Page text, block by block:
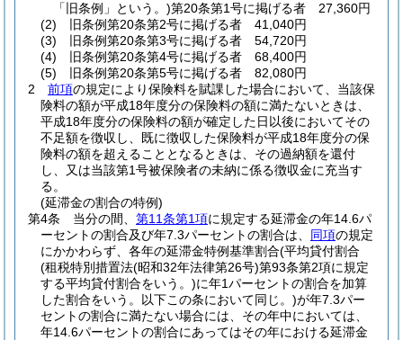
「旧条例」という。)第20条第1号に掲げる者 27,360円
(2)
旧条例第20条第2号に掲げる者 41,040円
(3)
旧条例第20条第3号に掲げる者 54,720円
(4)
旧条例第20条第4号に掲げる者 68,400円
(5)
旧条例第20条第5号に掲げる者 82,080円
2
前項の規定により保険料を賦課した場合において、当該保
険料の額が平成18年度分の保険料の額に満たないときは、
平成18年度分の保険料の額が確定した日以後においてその
不足額を徴収し、既に徴収した保険料が平成18年度分の保
険料の額を超えることとなるときは、その過納額を還付
し、又は当該第1号被保険者の未納に係る徴収金に充当す
る。
(延滞金の割合の特例)
第4条
当分の間、 第11条第1項に規定する延滞金の年14.6パ
ーセントの割合及び年7.3パーセントの割合は、 同項の規定
にかかわらず、各年の延滞金特例基準割合(平均貸付割合
(租税特別措置法(昭和32年法律第26号)第93条第2項に規定
する平均貸付割合をいう。)に年1パーセントの割合を加算
した割合をいう。以下この条において同じ。)が年7.3パー
セントの割合に満たない場合には、その年中においては、
年14.6パーセントの割合にあってはその年における延滞金